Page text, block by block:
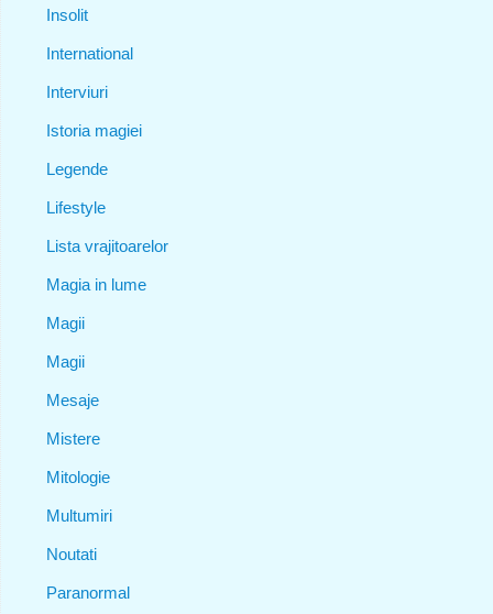
Insolit
International
Interviuri
Istoria magiei
Legende
Lifestyle
Lista vrajitoarelor
Magia in lume
Magii
Magii
Mesaje
Mistere
Mitologie
Multumiri
Noutati
Paranormal